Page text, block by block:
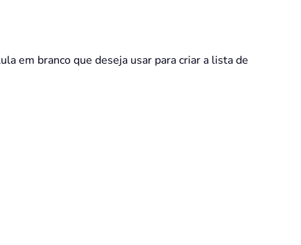
em branco que deseja usar para criar a lista de